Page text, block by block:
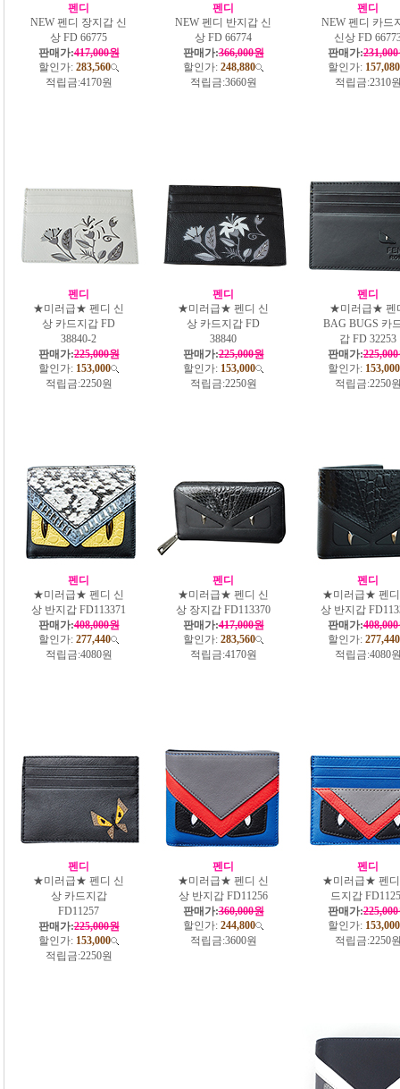
펜디
NEW 펜디 장지갑 신
상 FD 66775
판매가:417,000원
할인가: 283,560
적립금:4170원
펜디
NEW 펜디 반지갑 신
상 FD 66774
판매가:366,000원
할인가: 248,880
적립금:3660원
펜디
NEW 펜디 카드
신상 FD
판매가:
할인가: 157,080
적립금:2310
펜디
★미러급★ 펜디 신
상 카드지갑 FD
38840-2
판매가:225,000원
할인가: 153,000
적립금:2250원
펜디
★미러급★ 펜디 신
상 카드지갑 FD
38840
판매가:225,000원
할인가: 153,000
적립금:2250원
펜디
★미러급★ 펜
BAG BUGS 카
갑 FD 32253
판매가:
할인가: 153,000
적립금:2250
펜디
★미러급★ 펜디 신
상 반지갑 FD113371
판매가:408,000원
할인가: 277,440
적립금:4080원
펜디
★미러급★ 펜디 신
상 장지갑 FD113370
판매가:417,000원
할인가: 283,560
적립금:4170원
펜디
★미러급★ 펜
상 반지갑
판매가:
할인가: 277,440
적립금:4080
펜디
★미러급★ 펜디 신
상 카드지갑
FD11257
판매가:225,000원
할인가: 153,000
적립금:2250원
펜디
★미러급★ 펜디 신
상 반지갑 FD11256
판매가:360,000원
할인가: 244,800
적립금:3600원
펜디
★미러급★ 펜
드지갑
판매가:
할인가: 153,000
적립금:2250